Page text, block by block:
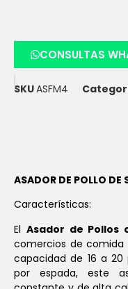
CONSULTAS
SKUASFM4
ASADOR DE POLLO DE
Características:
El Asador de Pollos
comercios de comida
capacidad de 16 a 20
por espada, este